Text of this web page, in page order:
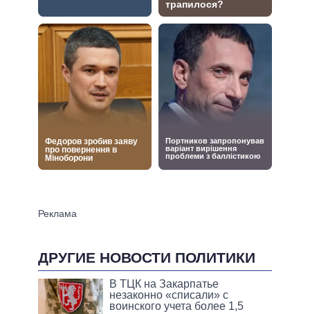
ДРУГИЕ НОВОСТИ ПОЛИТИКИ
В ТЦК на Закарпатье
незаконно «списали» с
воинского учета более 1,5